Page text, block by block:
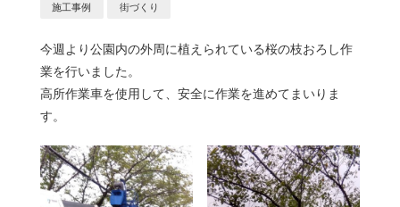
施工事例 街づくり
今週より公園内の外周に植えられている桜の枝おろし作
業を行いました。
高所作業車を使用して、安全に作業を進めてまいりま
す。